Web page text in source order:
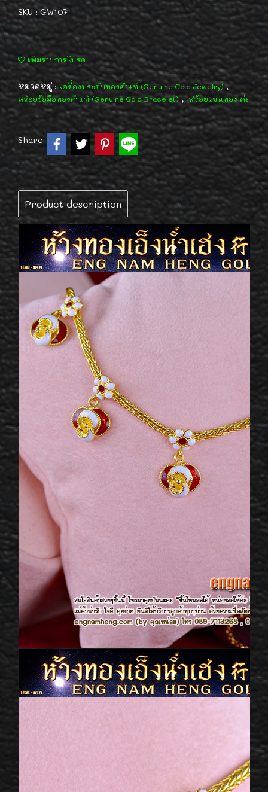
SKU : GW107
เพิ่มรายการโปรด
หมวดหมู่ :เครื่องประดับทองคำแท้ (Genuine Gold Jewelry),
สร้อยข้อมือทองคำแท้ (Genuine Gold Bracelet) , สร้อยแขนทอง ค่ะ
Share
Product description